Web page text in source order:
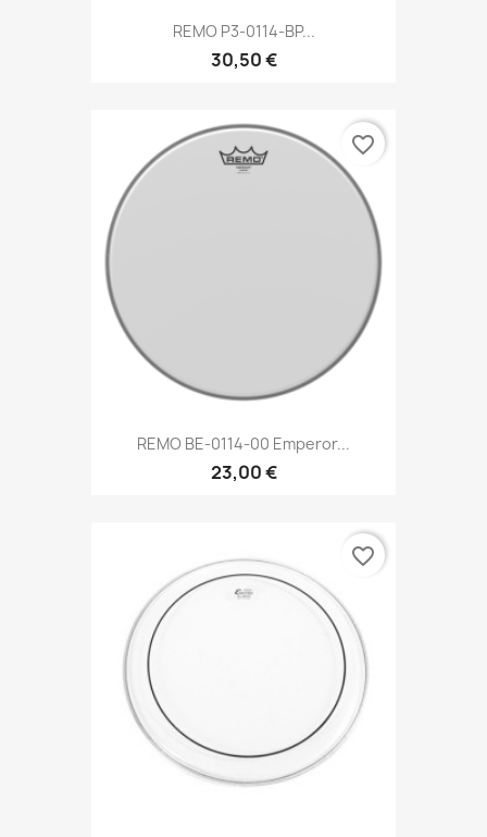
REMO P3-0114-BP...
30,50 €
REMO BE-0114-00 Emperor...
23,00 €
favorite_border
favorite_border